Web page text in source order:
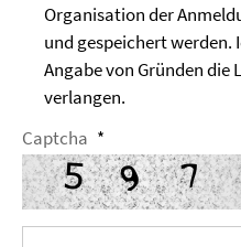
Organisation der
und gespeichert werden.
Angabe von Gründen die
verlangen.
Captcha *